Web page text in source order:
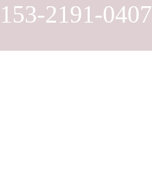
153-2191-0407